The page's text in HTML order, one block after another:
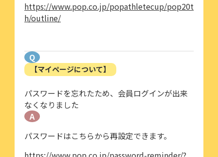
https://www.pop.co.jp/popathletecup/pop20t
h/outline/
Q
【マイページについて】
パスワードを忘れたため、会員ログインが出来
なくなりました
A
パスワードはこちらから再設定できます。